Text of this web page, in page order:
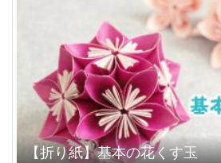
【折り紙】基本の花くす玉